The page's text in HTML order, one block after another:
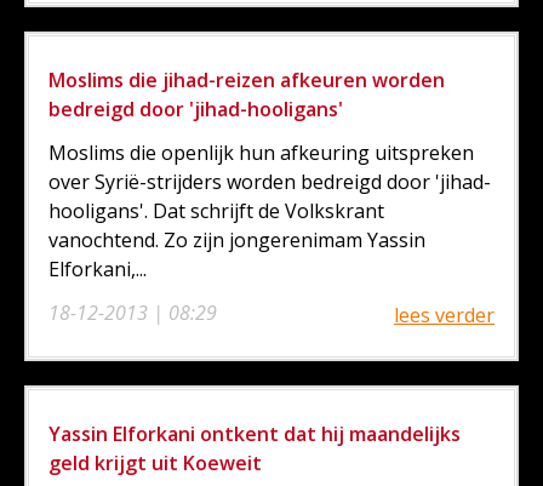
Moslims die jihad-reizen afkeuren worden
bedreigd door 'jihad-hooligans'
18-12-2013 | 08:29
Moslims die openlijk hun afkeuring uitspreken
over Syrië-strijders worden bedreigd door 'jihad-
hooligans'. Dat schrijft de Volkskrant
vanochtend. Zo zijn jongerenimam Yassin
Elforkani,...
lees verder
Yassin Elforkani ontkent dat hij maandelijks
geld krijgt uit Koeweit